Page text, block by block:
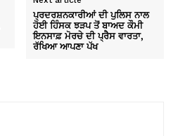
ਪ੍ਰਦਰਸ਼ਨਕਾਰੀਆਂ ਦੀ ਪੁਲਿਸ ਨਾਲ
ਹੋਈ ਹਿੰਸਕ ਝੜਪ ਤੋਂ ਬਾਅਦ ਕੌਮੀ
ਇਨਸਾਫ਼ ਮੋਰਚੇ ਦੀ ਪ੍ਰੈਸ ਵਾਰਤਾ,
ਰੱਖਿਆ ਆਪਣਾ ਪੱਖ